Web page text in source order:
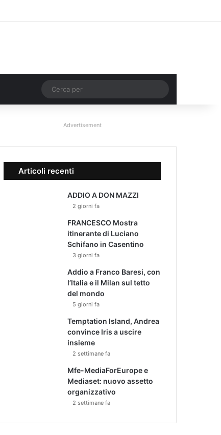
Un articolo a caso
per
Advertisement
Articoli recenti
ADDIO A DON MAZZI
2 giorni fa
FRANCESCO Mostra
itinerante di Luciano
Schifano in Casentino
3 giorni fa
Addio a Franco Baresi, con
l’Italia e il Milan sul tetto
del mondo
5 giorni fa
Temptation Island, Andrea
convince Iris a uscire
insieme
2 settimane fa
Mfe-MediaForEurope e
Mediaset: nuovo assetto
organizzativo
2 settimane fa